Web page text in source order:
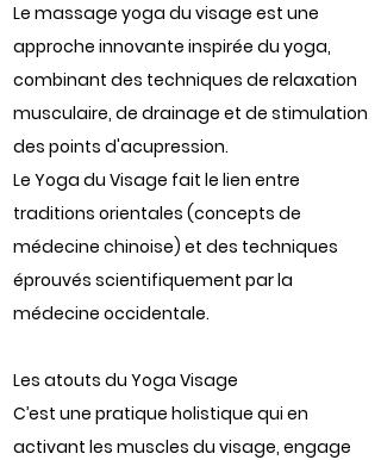
Le massage yoga du visage est une
approche innovante inspirée du yoga,
combinant des techniques de relaxation
musculaire, de drainage et de stimulation
des points d'acupression.
Le Yoga du Visage fait le lien entre
traditions orientales (concepts de
médecine chinoise) et des techniques
éprouvés scientifiquement par la
médecine occidentale.
Les atouts du Yoga Visage
C’est une pratique holistique qui en
activant les muscles du visage, engage